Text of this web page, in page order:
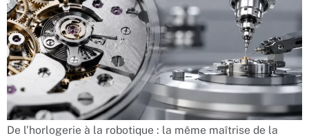
De l’horlogerie à la robotique : la même maîtrise de la